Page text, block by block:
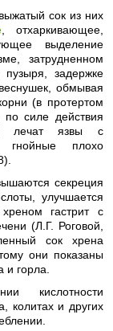
сок из них
, отхаркивающее,
выделение
затрудненном
задержке
обмывая
(в протертом
силе действия
лечат язвы с
гнойные плохо
секреция
улучшается
гастрит с
(Л.Г. Роговой,
сок хрена
они показаны
горла.
кислотности
колитах и других